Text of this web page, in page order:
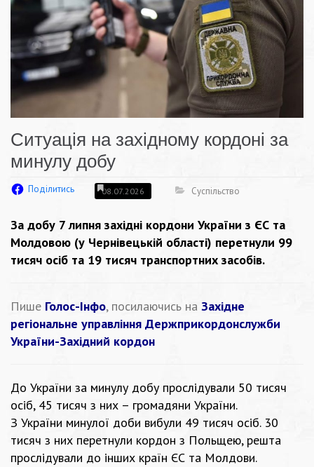
Ситуація на західному кордоні за
минулу добу
Поділитись 08.07.2026 Суспільство
За добу 7 липня західні кордони України з ЄС та
Молдовою (у Чернівецькій області) перетнули 99
тисяч осіб та 19 тисяч транспортних засобів.
Пише Голос-Інфо, посилаючись на Західне
регіональне управління Держприкордонслужби
України-Західний кордон
До України за минулу добу прослідували 50 тисяч
осіб, 45 тисяч з них – громадяни України.
З України минулої доби вибули 49 тисяч осіб. 30
тисяч з них перетнули кордон з Польщею, решта
прослідували до інших країн ЄС та Молдови.